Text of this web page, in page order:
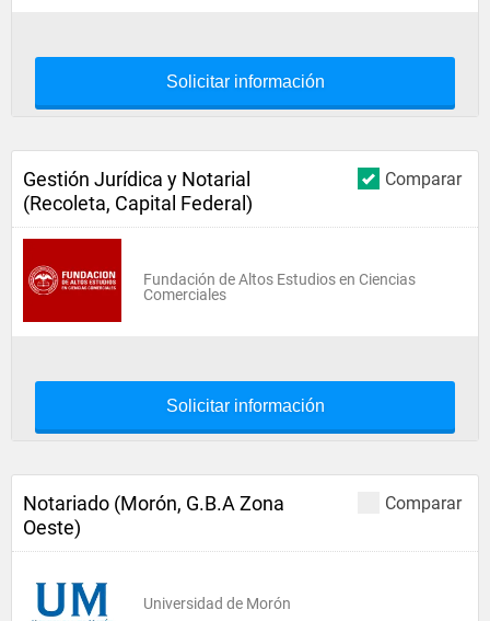
Solicitar información
Comparar
Gestión Jurídica y Notarial
(Recoleta, Capital Federal)
Fundación de Altos Estudios en Ciencias
Comerciales
Solicitar información
Comparar
Notariado (Morón, G.B.A Zona
Oeste)
Universidad de Morón